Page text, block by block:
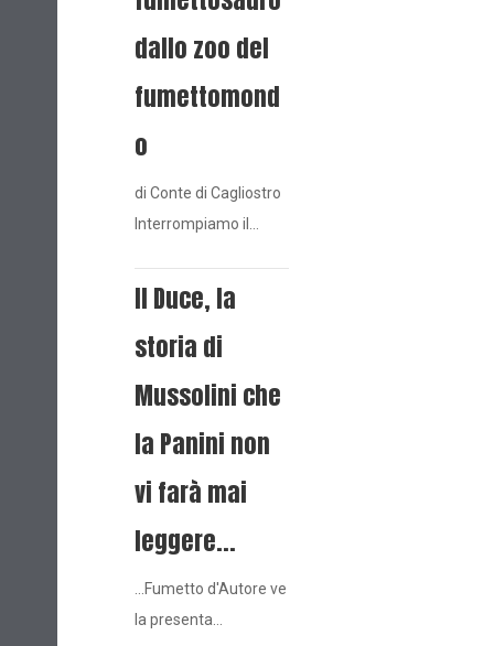
dallo zoo del
fumettomond
o
di Conte di Cagliostro
Interrompiamo il…
Il Duce, la
storia di
Mussolini che
la Panini non
vi farà mai
leggere...
...Fumetto d'Autore ve
la presenta…